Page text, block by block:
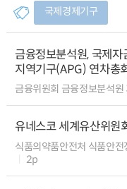
국제경제기구
금융정보분석원, 국제
지역기구(APG) 연차총
금융위원회 금융정보분석원
유네스코 세계유산위원
식품의약품안전처 식품안
2p